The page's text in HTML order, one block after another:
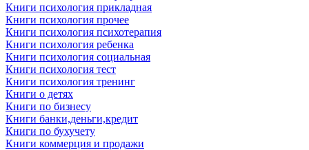
Книги психология прикладная
Книги психология прочее
Книги психология психотерапия
Книги психология ребенка
Книги психология социальная
Книги психология тест
Книги психология тренинг
Книги о детях
Книги по бизнесу
Книги банки,деньги,кредит
Книги по бухучету
Книги коммерция и продажи